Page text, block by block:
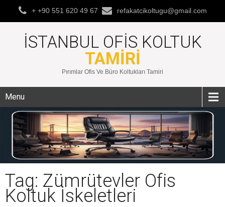
+ +90 551 620 49 67 refakatcikoltugu@gmail.com
İSTANBUL OFIS KOLTUK
TAMIRI
Pırımlar Ofis Ve Büro Koltukları Tamiri
Menu
Tag: Zümrütevler Ofis
Koltuk İskeletleri